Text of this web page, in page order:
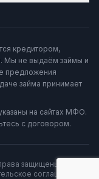
кредитором,
Мы не выдаём займы и
предложения
займа принимает
на сайтах МФО.
с договором.
защищены
соглашение